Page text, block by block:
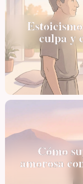
culpa y
Cómo
amorosa